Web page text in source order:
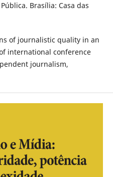
Brasília: Casa das
of journalistic quality in an
international conference
journalism,